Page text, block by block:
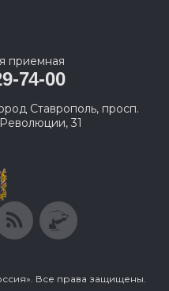
приемная
74-00
Ставрополь, просп.
31
Все права защищены.